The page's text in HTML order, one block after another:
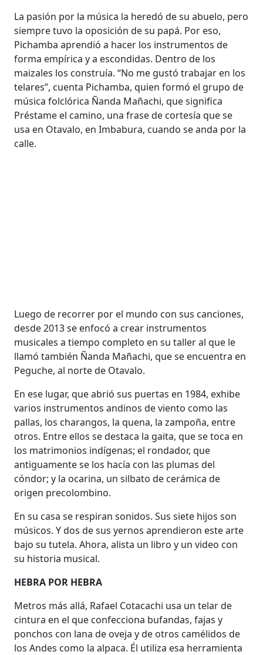
La pasión por la música la heredó de su abuelo, pero
siempre tuvo la oposición de su papá. Por eso,
Pichamba aprendió a hacer los instrumentos de
forma empírica y a escondidas. Dentro de los
maizales los construía. “No me gustó trabajar en los
telares”, cuenta Pichamba, quien formó el grupo de
música folclórica Ñanda Mañachi, que significa
Préstame el camino, una frase de cortesía que se
usa en Otavalo, en Imbabura, cuando se anda por la
calle.
Luego de recorrer por el mundo con sus canciones,
desde 2013 se enfocó a crear instrumentos
musicales a tiempo completo en su taller al que le
llamó también Ñanda Mañachi, que se encuentra en
Peguche, al norte de Otavalo.
En ese lugar, que abrió sus puertas en 1984, exhibe
varios instrumentos andinos de viento como las
pallas, los charangos, la quena, la zampoña, entre
otros. Entre ellos se destaca la gaita, que se toca en
los matrimonios indígenas; el rondador, que
antiguamente se los hacía con las plumas del
cóndor; y la ocarina, un silbato de cerámica de
origen precolombino.
En su casa se respiran sonidos. Sus siete hijos son
músicos. Y dos de sus yernos aprendieron este arte
bajo su tutela. Ahora, alista un libro y un video con
su historia musical.
HEBRA POR HEBRA
Metros más allá, Rafael Cotacachi usa un telar de
cintura en el que confecciona bufandas, fajas y
ponchos con lana de oveja y de otros camélidos de
los Andes como la alpaca. Él utiliza esa herramienta